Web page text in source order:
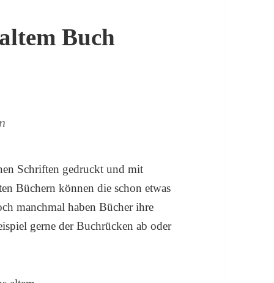
Buch
Schriften gedruckt und mit
Büchern können die schon etwas
manchmal haben Bücher ihre
gerne der Buchrücken ab oder